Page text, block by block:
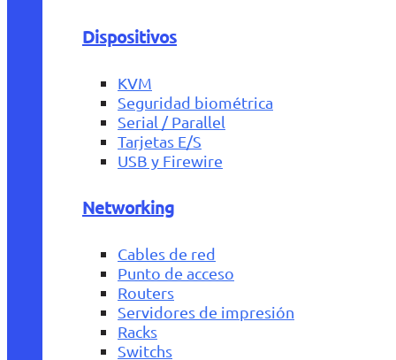
Dispositivos
KVM
Seguridad biométrica
Serial / Parallel
Tarjetas E/S
USB y Firewire
Networking
Cables de red
Punto de acceso
Routers
Servidores de impresión
Racks
Switchs